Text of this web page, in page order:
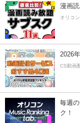
漫画
オリコ
2026
CS動画
毎週
ク！